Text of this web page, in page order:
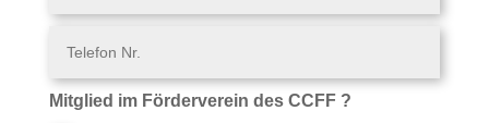
Mitglied im Förderverein des CCFF ?